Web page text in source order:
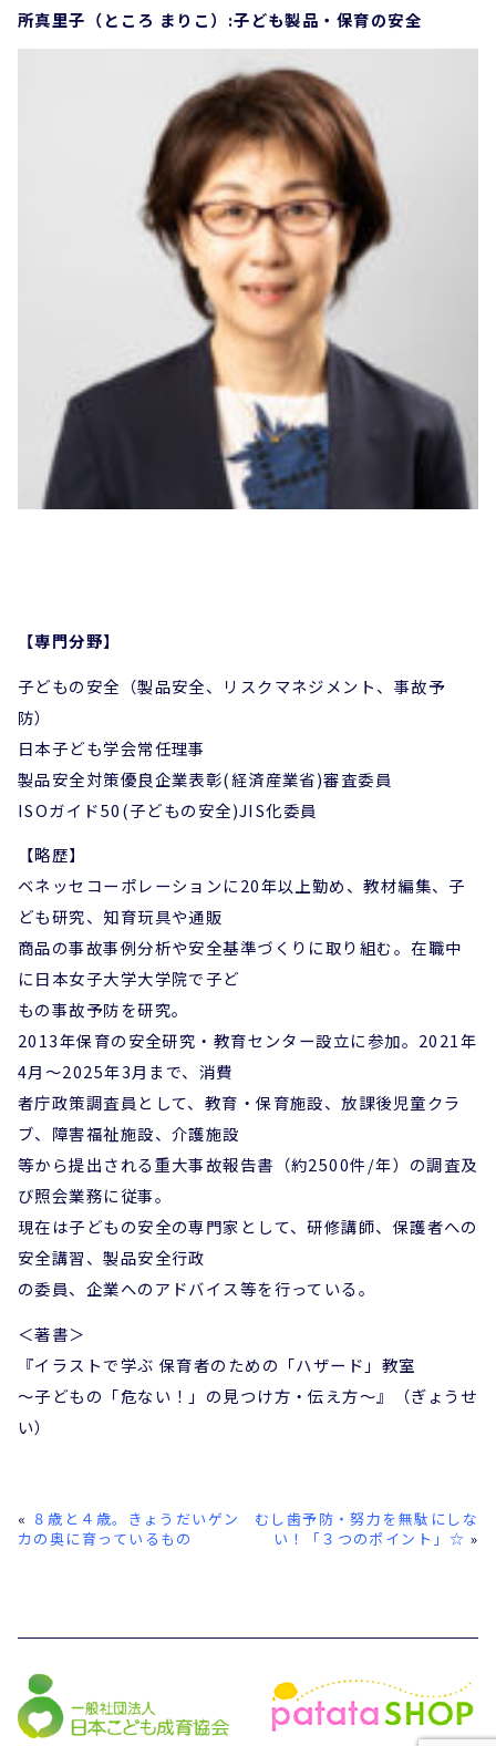
所真里子（ところ まりこ）:子ども製品・保育の安全
【専門分野】
子どもの安全（製品安全、リスクマネジメント、事故予
防）
日本子ども学会常任理事
製品安全対策優良企業表彰(経済産業省)審査委員
ISOガイド50(子どもの安全)JIS化委員
【略歴】
ベネッセコーポレーションに20年以上勤め、教材編集、子
ども研究、知育玩具や通販
商品の事故事例分析や安全基準づくりに取り組む。在職中
に日本女子大学大学院で子ど
もの事故予防を研究。
2013年保育の安全研究・教育センター設立に参加。2021年
4月～2025年3月まで、消費
者庁政策調査員として、教育・保育施設、放課後児童クラ
ブ、障害福祉施設、介護施設
等から提出される重大事故報告書（約2500件/年）の調査及
び照会業務に従事。
現在は子どもの安全の専門家として、研修講師、保護者への
安全講習、製品安全行政
の委員、企業へのアドバイス等を行っている。
＜著書＞
『イラストで学ぶ 保育者のための「ハザード」教室
～子どもの「危ない！」の見つけ方・伝え方～』（ぎょうせ
い）
« ８歳と４歳。きょうだいゲン
カの奥に育っているもの
むし歯予防・努力を無駄にしな
い！「３つのポイント」☆ »